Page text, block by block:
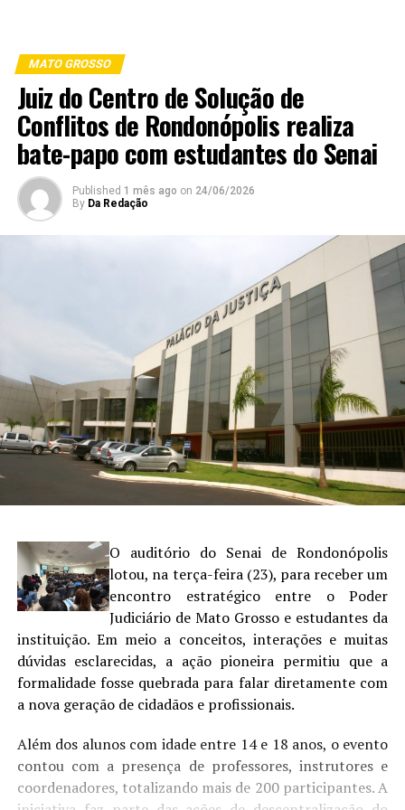
MATO GROSSO
Juiz do Centro de Solução de
Conflitos de Rondonópolis realiza
bate-papo com estudantes do Senai
Published 1 mês ago on 24/06/2026
By Da Redação
O auditório do Senai de Rondonópolis
lotou, na terça-feira (23), para receber um
encontro estratégico entre o Poder
Judiciário de Mato Grosso e estudantes da
instituição. Em meio a conceitos, interações e muitas
dúvidas esclarecidas, a ação pioneira permitiu que a
formalidade fosse quebrada para falar diretamente com
a nova geração de cidadãos e profissionais.
Além dos alunos com idade entre 14 e 18 anos, o evento
contou com a presença de professores, instrutores e
coordenadores, totalizando mais de 200 participantes. A